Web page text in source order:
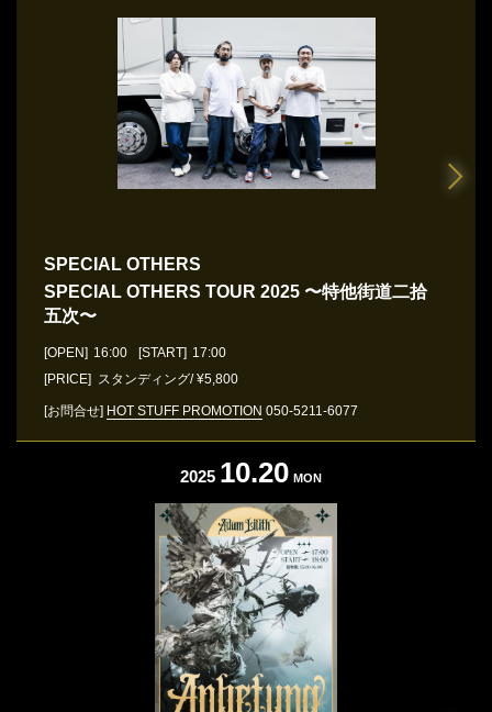
SPECIAL OTHERS
SPECIAL OTHERS TOUR 2025 〜特他街道二拾
五次〜
[OPEN] 16:00 [START] 17:00
[PRICE] スタンディング/ ¥5,800
[お問合せ] HOT STUFF PROMOTION 050-5211-6077
2025 10.20 MON